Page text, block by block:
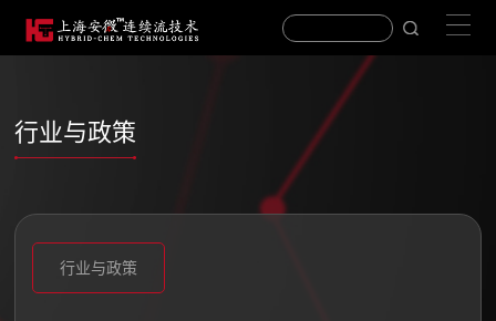
行业与政策
行业与政策